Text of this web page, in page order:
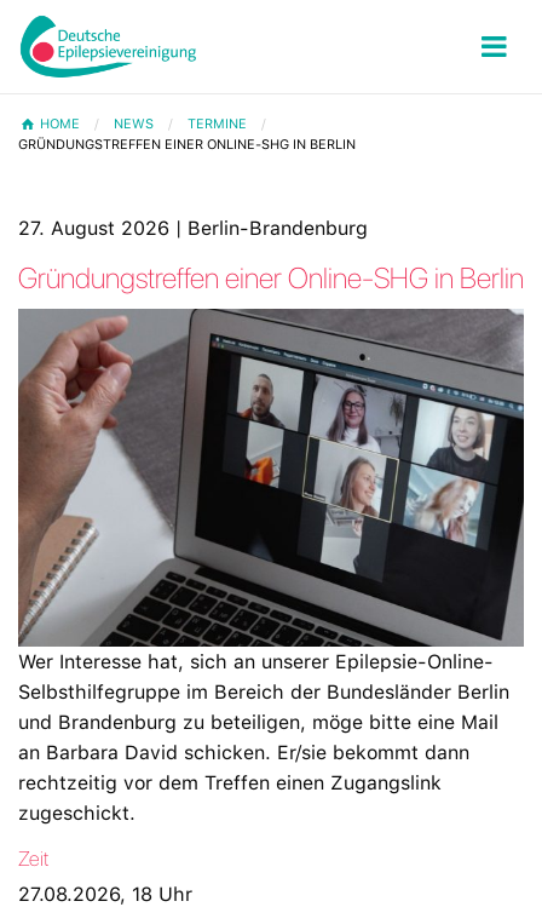
HOME NEWS
TERMINE
GRÜNDUNGSTREFFEN EINER ONLINE-SHG IN BERLIN
27. August 2026 | Berlin-Brandenburg
Gründungstreffen einer Online-SHG in Berlin
Wer Interesse hat, sich an unserer Epilepsie-Online-
Selbsthilfegruppe im Bereich der Bundesländer Berlin
und Brandenburg zu beteiligen, möge bitte eine Mail
an Barbara David schicken. Er/sie bekommt dann
rechtzeitig vor dem Treffen einen Zugangslink
zugeschickt.
Zeit
27.08.2026, 18 Uhr